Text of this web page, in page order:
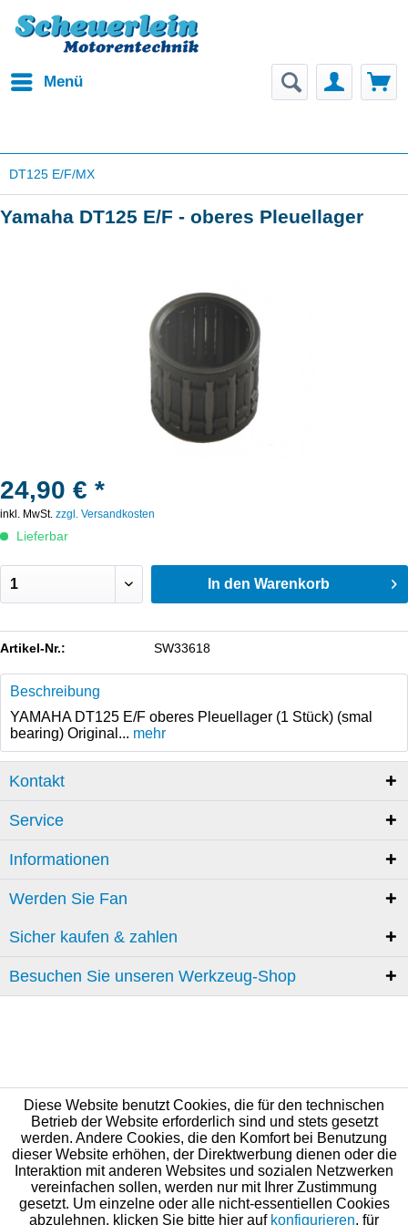
Menü
DT125 E/F/MX
Yamaha DT125 E/F - oberes Pleuellager
24,90 € *
inkl. MwSt. zzgl. Versandkosten
Lieferbar
In den Warenkorb
Artikel-Nr.: SW33618
Beschreibung
YAMAHA DT125 E/F oberes Pleuellager (1 Stück) (smal
bearing) Original... mehr
Kontakt
Service
Informationen
Werden Sie Fan
Sicher kaufen & zahlen
Besuchen Sie unseren Werkzeug-Shop
Diese Website benutzt Cookies, die für den technischen
Betrieb der Website erforderlich sind und stets gesetzt
werden. Andere Cookies, die den Komfort bei Benutzung
dieser Website erhöhen, der Direktwerbung dienen oder die
Interaktion mit anderen Websites und sozialen Netzwerken
vereinfachen sollen, werden nur mit Ihrer Zustimmung
gesetzt. Um einzelne oder alle nicht-essentiellen Cookies
abzulehnen, klicken Sie bitte hier auf konfigurieren, für